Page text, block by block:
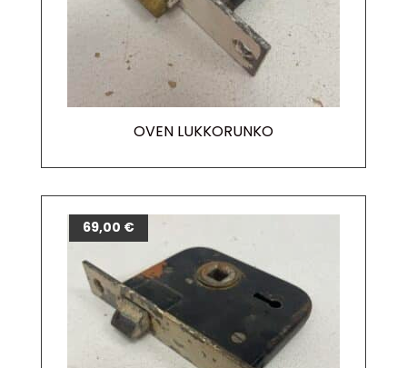
OVEN LUKKORUNKO
69,00 €